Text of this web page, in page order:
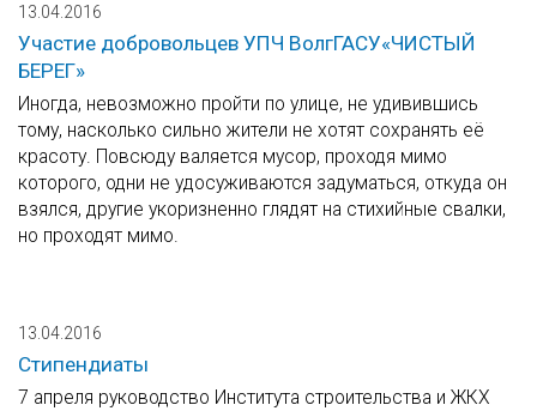
13.04.2016
Участие добровольцев УПЧ ВолгГАСУ«ЧИСТЫЙ
БЕРЕГ»
Иногда, невозможно пройти по улице, не удивившись
тому, насколько сильно жители не хотят сохранять её
красоту. Повсюду валяется мусор, проходя мимо
которого, одни не удосуживаются задуматься, откуда он
взялся, другие укоризненно глядят на стихийные свалки,
но проходят мимо.
13.04.2016
Стипендиаты
7 апреля руководство Института строительства и ЖКХ